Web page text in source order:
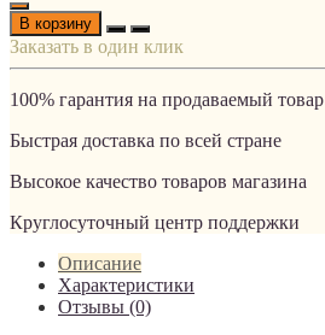
В корзину
Заказать в один клик
100% гарантия на продаваемый товар
Быстрая доставка по всей стране
Высокое качество товаров магазина
Круглосуточный центр поддержки
Описание
Характеристики
Отзывы (0)